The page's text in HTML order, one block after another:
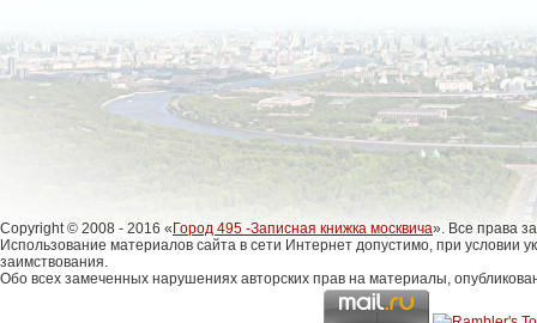
Copyright © 2008 - 2016 « Город 495 -Записная книжка москвича». Все права
Использование материалов сайта в сети Интернет допустимо, при условии
заимствования.
Обо всех замеченных нарушениях авторских прав на материалы,